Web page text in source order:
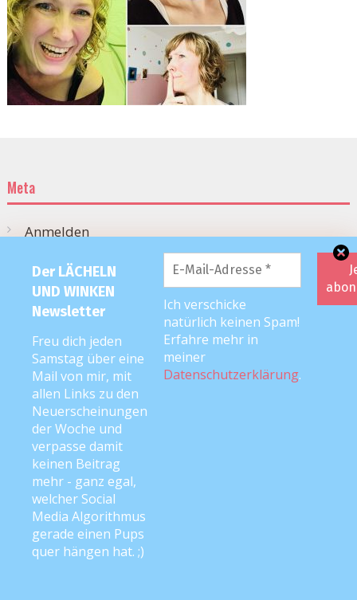
Der LÄCHELN
UND WINKEN
Newsletter
Freu dich jeden
Samstag über eine
Mail von mir, mit
allen Links zu den
Neuerscheinungen
der Woche und
verpasse damit
keinen Beitrag
mehr - ganz egal,
welcher Social
Media Algorithmus
gerade einen Pups
quer hängen hat. ;)
Ich verschicke
natürlich keinen Spam!
Erfahre mehr in
meiner
Datenschutzerklärung.
Meta
Anmelden
Eintrags-Feed
Kommentar-Feed
WordPress.org
Archiv
Archiv